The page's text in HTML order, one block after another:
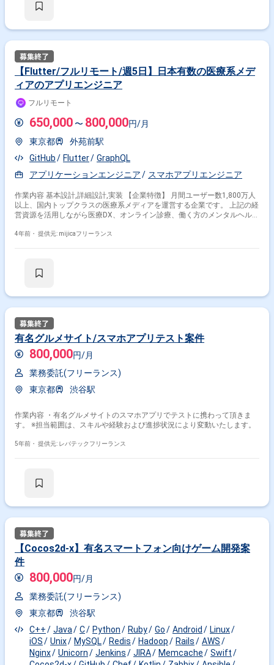
ます。 開発組織に留まらずセールスやマーケターなど、社内外の様々なス
その新チームのスクラムマスターをお任せする予定です。 ■求める人物像?
・多様な価値観を尊重でき、他者からのフィードバックを受け入れられる
・美容医療ユーザーの視点をもっている（またはその視点を理解しようと
行動している） ・調べた情報をただ鵜呑みにしたり、ユーザーの実像が捉
グ・観察を重ねることで、課題解決につながるヒントを探求できる ■事業
て、提携クリニックに向けた送客支援などを主に行っています。 最近では
など、近年非常に高い成長性を誇っております。今後も拡大していく領域
として様々な投資家からも注目されており、約15億円の資金調達を完了さ
せるなど、IPOなども視野に入れながら、組織拡大をしているフェーズで
す。 日本国内における美容医療（美容外科・美容皮膚科・審美歯科の3領
が強い韓国よりも大きく、世界4位を誇る成長市場です。（1位中国、2位
アメリカ、3位ブラジル、4位日本） しかし市場は伸び続けている一方
で、価格の不透明性などの「情報の非対称性」が大きく、多くのユーザー
根深い課題が残っています。 こうした背景から美容医療に関する情報格差
る」というミッションを掲げ、美容医療の適切な情報と施術経験者のリア
ニックに利用者を伸ばしてきましたが、2022年2月にはシリーズB資金調
達（総額10億円）も完了し、今後はヒト・モノ・カネの資源に積極的に投
資を行い更に利用者を伸ばしていくフェーズにいます。今の成長フェーズ
でしか向き合えない目の前の価値ある課題に対して、メンバーが一丸とな
って日々歩んでいます。 私たちと一緒に、このミッションに挑戦してみま
せんか？ ■開発環境 ■ 主要言語・フレームワークなど バックエンド ・
Ruby on Rails フロントエンド ・Next.js ・TypeScript iOS ・Swift Android
・Kotlin インフラ ・Kubernetes ・Amazon EKS ・AWS Fargate ・
・Sentry ・Amazon CloudWatch 分析 ・BigQuery ・Redash ソースコー
ド管理・コミュニケーションツール・その他 ・GitHub ・Slack ・Notion
【Flutter/フルリモート/週5日】日本有数の医療系メデ
ィアのアプリエンジニア
フルリモート
650,000 〜 800,000円/月
東京都
外苑前駅
GitHub
Flutter
GraphQL
アプリケーションエンジニア
スマホアプリエンジニア
作業内容 基本設計,詳細設計,実装 【企業特徴】 月間ユーザー数1,800万人
以上、国内トップクラスの医療系メディアを運営する企業です。 上記の経
営資源を活用しながら医療DX、オンライン診療、働く方のメンタルヘル
います。 【案件概要】 ◎具体的な業務内容 当社が運営する公式アプリの
ー/UIデザイナーとの仕様調整、詳細設計の実施、開発標準/ライブラリの
わっていただけるポジションです。 ◎モダンな開発チーム Dockerを活用
した開発、Terraformを使ったインフラ構築、AWSの仕組みを使った自動
デプロイなど開発がスムーズに行えるような取り組みを行っております。
また、開発ではGithub、コミュニケーションにはSlack、GoogleMeetを本
格的に活用しているため、フルリモートワークにも対応可能な環境となっ
ています。 ◎仕事のやりがい ・仕様の策定からリリースのすべての工程
め触れられる範囲が広く、また事業の成⻑を直接実感できること ・複数の
【主な開発環境】 ・言語：Ruby , Swift, Kotlin, Flutter ・フレームワーク：
Ruby on Rails、React、Next ・インフラ：AWS （Terraform） ・DB：
MySQL ・プロジェクト管理：GitHub ・情報共有ツール：Slack、Github
Wiki、Notion ・その他利用ツール：CircleCI、Sentry、GSuite、Google
4年前・ 提供元: mijicaフリーランス
有名グルメサイト/スマホアプリテスト案件
800,000円/月
業務委託(フリーランス)
東京都
渋谷駅
作業内容 ・有名グルメサイトのスマホアプリでテストに携わって頂きま
す。 ※担当範囲は、スキルや経験および進捗状況により変動いたします。
5年前・ 提供元: レバテックフリーランス
【Cocos2d-x】有名スマートフォン向けゲーム開発案
件
800,000円/月
業務委託(フリーランス)
東京都
渋谷駅
C++
Java C Python Ruby Go Android
Linux
iOS
Unix MySQL Redis Hadoop Rails
AWS
Nginx
Unicorn Jenkins JIRA Memcache
Swift